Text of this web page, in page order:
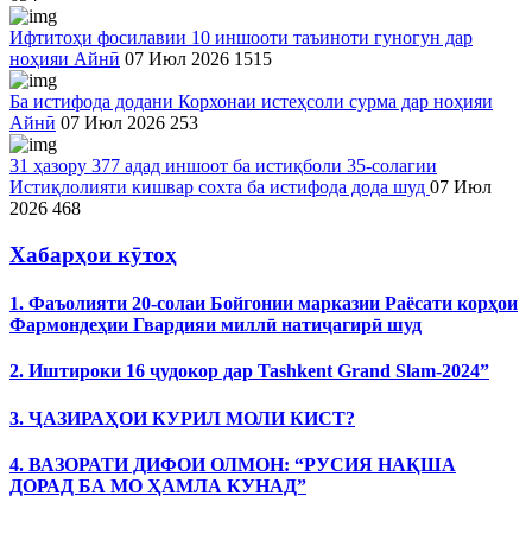
Ифтитоҳи фосилавии 10 иншооти таъиноти гуногун дар
ноҳияи Айнӣ 07 Июл 2026 1515
Ба истифода додани Корхонаи истеҳсоли сурма дар ноҳияи
Айнӣ 07 Июл 2026 253
31 ҳазору 377 адад иншоот ба истиқболи 35-солагии
Истиқлолияти кишвар сохта ба истифода дода шуд 07 Июл
2026 468
Хабарҳои кӯтоҳ
1. Фаъолияти 20-солаи Бойгонии марказии Раёсати корҳои
Фармондеҳии Гвардияи миллӣ натиҷагирӣ шуд
2. Иштироки 16 ҷудокор дар Tashkent Grand Slam-2024”
3. ҶАЗИРАҲОИ КУРИЛ МОЛИ КИСТ?
4. ВАЗОРАТИ ДИФОИ ОЛМОН: “РУСИЯ НАҚША
ДОРАД БА МО ҲАМЛА КУНАД”